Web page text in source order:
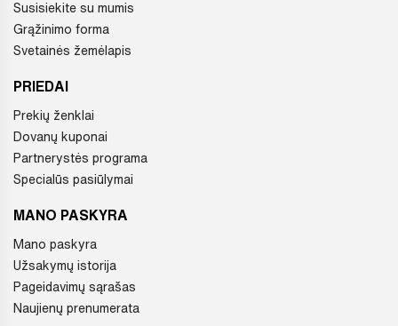
Susisiekite su mumis
Grąžinimo forma
Svetainės žemėlapis
PRIEDAI
Prekių ženklai
Dovanų kuponai
Partnerystės programa
Specialūs pasiūlymai
MANO PASKYRA
Mano paskyra
Užsakymų istorija
Pageidavimų sąrašas
Naujienų prenumerata